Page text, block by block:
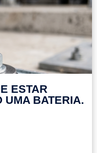
ESTAR
UMA BATERIA.